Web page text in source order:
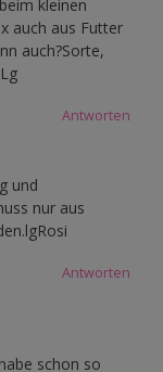
kleinen
auch aus Futter
auch?Sorte,
Antworten
und
nur aus
Antworten
schon so